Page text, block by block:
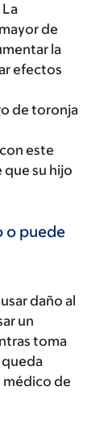
de
la
efectos
de toronja
este
su hijo
o puede
daño al
un
toma
queda
médico de